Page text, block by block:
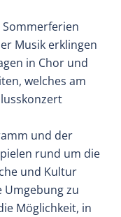
Musik erklingen
in Chor und
welches am
und der
rund um die
und Kultur
Umgebung zu
Möglichkeit, in